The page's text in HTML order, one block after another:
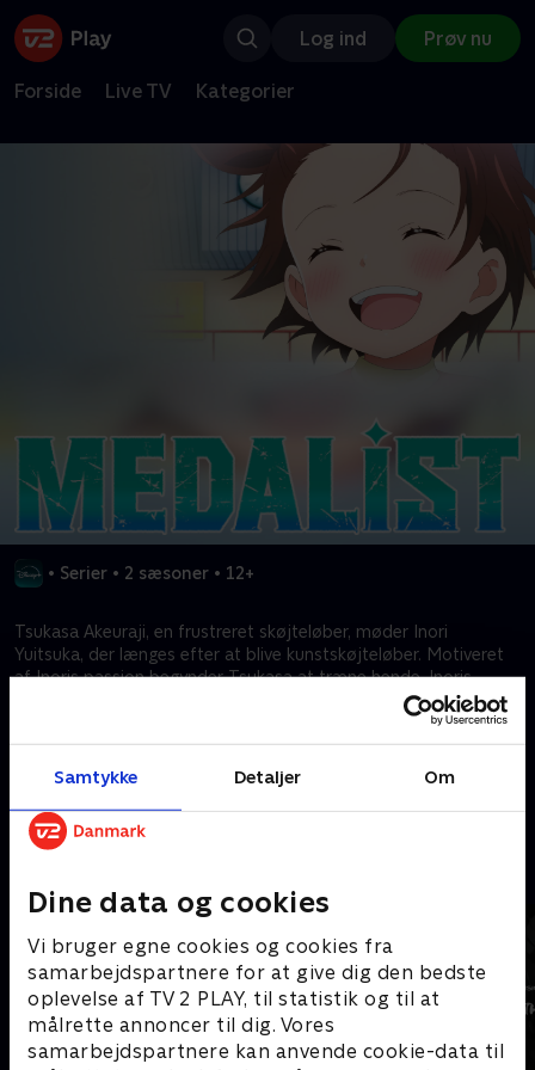
Samtykke Detaljer Om
Dine data og cookies
Vi bruger egne cookies og cookies fra
samarbejdspartnere for at give dig den bedste
oplevelse af TV 2 PLAY, til statistik og til at
målrette annoncer til dig. Vores
samarbejdspartnere kan anvende cookie-data til
Log ind Prøv nu
Forside Live TV Kategorier
• Serier • 2 sæsoner • 12+
Tsukasa Akeuraji, en frustreret skøjteløber, møder Inori
Yuitsuka, der længes efter at blive kunstskøjteløber. Motiveret
af Inoris passion begynder Tsukasa at træne hende. Inoris
talent blomstrer, og Tsukasa bliver en fremragende mentor.
Sammen agter de at gøre hende til en storslået medaljevinder!